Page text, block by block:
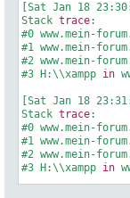
[Sat Jan 18
Stack trace:
#0 www.mein-
#1 www.mein-
#2 www.mein-
#3 H:\\xampp in
[Sat Jan 18 23:31
Stack trace:
#0 www.mein-
#1 www.mein-
#2 www.mein-
#3 H:\\xampp in